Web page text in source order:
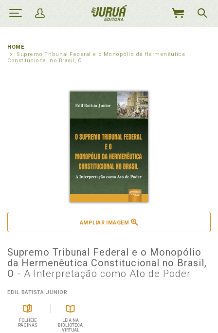
MEU
HOME
Supremo Tribunal Federal e o Monopólio da Hermenêutica
Constitucional no Brasil, O
AMPLIAR IMAGEM
Supremo Tribunal Federal e o Monopólio
da Hermenêutica Constitucional no Brasil,
O - A Interpretação como Ato de Poder
EDIL BATISTA JUNIOR
FOLHEIE
PÁGINAS
LEIA NA
BIBLIOTECA
VIRTUAL